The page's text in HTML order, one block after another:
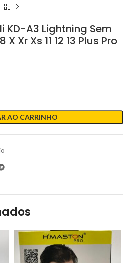
KD-A3 Lightning Sem
Xr Xs 11 12 13 Plus Pro
AO CARRINHO